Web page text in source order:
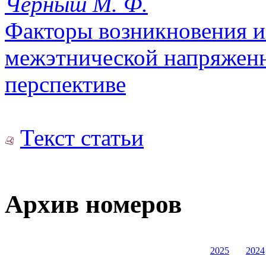
Факторы возникновения
межэтнической
перспективе
Текст статьи
Архив номеров
2025
2024